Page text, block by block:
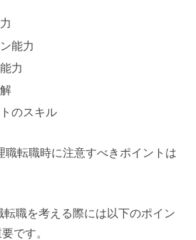
能力
力
のスキル
職転職時に注意すべきポイントは
職を考える際には以下のポイン
です。